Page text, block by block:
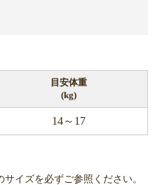
目安体重
(kg)
14～17
イズを必ずご参照ください。